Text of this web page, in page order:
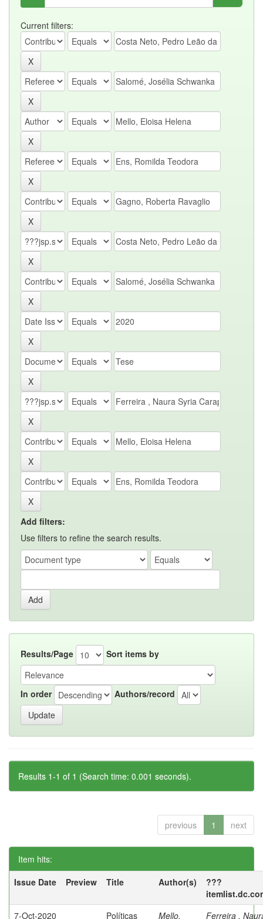
Current filters:
Add filters:
Use filters to refine the search results.
Results/Page Sort items by
In order Authors/record
Results 1-1 of 1 (Search time: 0.001 seconds).
previous 1 next
Item hits:
Issue Date
Preview Title Author(s)
???
7-Oct-2020
Políticas Mello, Ferreira ,